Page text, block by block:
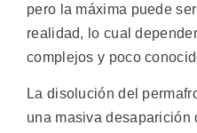
pero la máxima puede
realidad, lo cual
complejos y poco
La disolución del
una masiva desaparición